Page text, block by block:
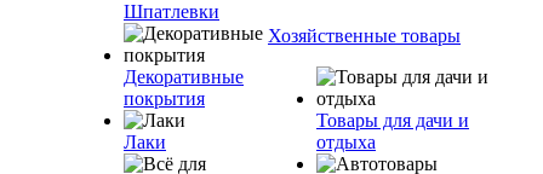
Шпатлевки
Декоративные
покрытия
Лаки
Хозяйственные товары
Товары для дачи и
отдыха